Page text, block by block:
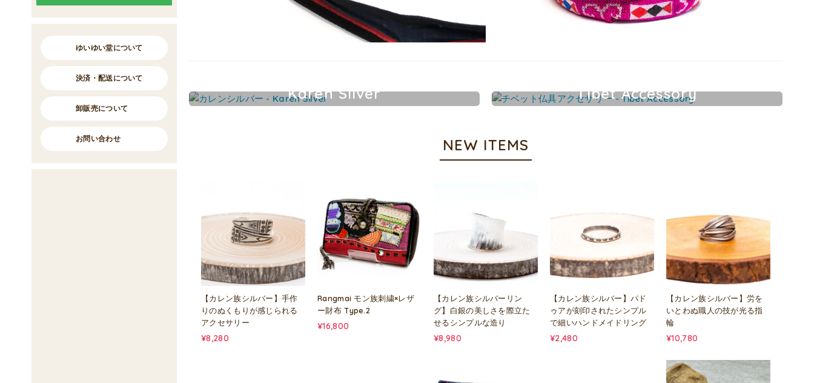
Karen Silver Tibet Accessory
NEW ITEMS
【カレン族シルバー】手作
りのぬくもりが感じられる
アクセサリー
¥8,280
Rangmai モン族刺繍×レザ
ー財布 Type.2
¥16,800
【カレン族シルバーリン
グ】白銀の美しさを際立た
せるシンプルな造り
¥8,980
【カレン族シルバー】パド
ゥアが刻印されたシンプル
で細いハンドメイドリング
¥2,480
【カレン族シルバー】労を
いとわぬ職人の技が光る指
輪
¥10,780
ゆいゆい堂について
決済・配送について
卸販売について
お問い合わせ